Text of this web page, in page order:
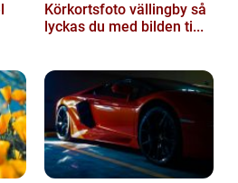
Körkortsfoto vällingby så
lyckas du med bilden ti...